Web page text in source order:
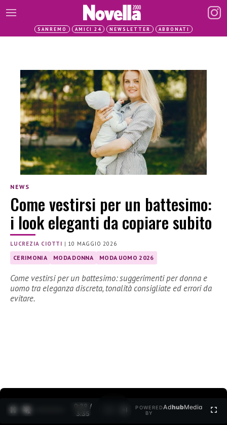
SANREMO AMICI 24 NEWSLETTER ABBONATI
NEWS
Come vestirsi per un battesimo:
i look eleganti da copiare subito
LUCREZIA CIOTTI | 10 MAGGIO 2026
CERIMONIA MODA DONNA MODA UOMO 2026
Come vestirsi per un battesimo: suggerimenti per donna e
uomo tra eleganza discreta, tonalità consigliate ed errori da
evitare.
0:30 /
3:35
POWERED
BY
AdhubMedia